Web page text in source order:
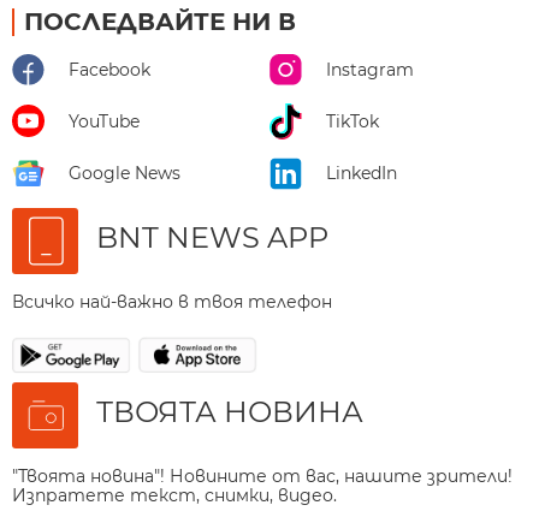
ПОСЛЕДВАЙТЕ НИ В
Facebook Instagram
YouTube TikTok
Google News LinkedIn
BNT NEWS APP
Всичко най-важно в твоя телефон
ТВОЯТА НОВИНА
"Твоята новина"! Новините от вас, нашите зрители!
Изпратете текст, снимки, видео.